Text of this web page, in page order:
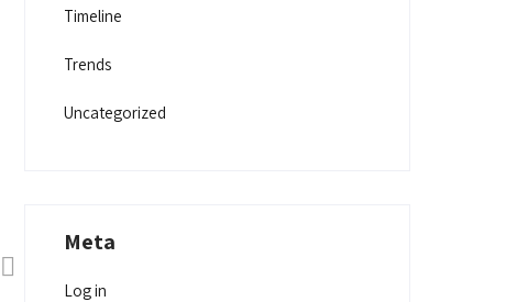
Timeline
Trends
Uncategorized
Meta
Log in